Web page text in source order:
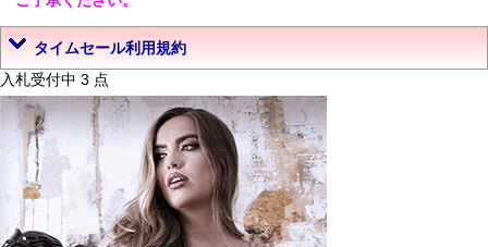
タイムセール利用規約
入札受付中 3 点